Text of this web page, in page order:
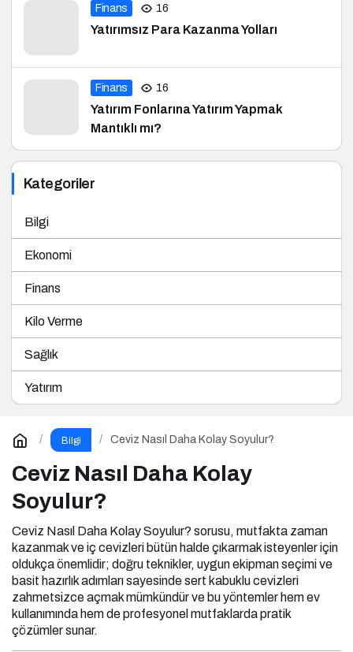
Finans 16
Yatırımsız Para Kazanma Yolları
Finans 16
Yatırım Fonlarına Yatırım Yapmak
Mantıklı mı?
Kategoriler
Bilgi
Ekonomi
Finans
Kilo Verme
Sağlık
Yatırım
Bilgi Ceviz Nasıl Daha Kolay Soyulur?
Ceviz Nasıl Daha Kolay
Soyulur?
Ceviz Nasıl Daha Kolay Soyulur? sorusu, mutfakta zaman
kazanmak ve iç cevizleri bütün halde çıkarmak isteyenler için
oldukça önemlidir; doğru teknikler, uygun ekipman seçimi ve
basit hazırlık adımları sayesinde sert kabuklu cevizleri
zahmetsizce açmak mümkündür ve bu yöntemler hem ev
kullanımında hem de profesyonel mutfaklarda pratik
çözümler sunar.